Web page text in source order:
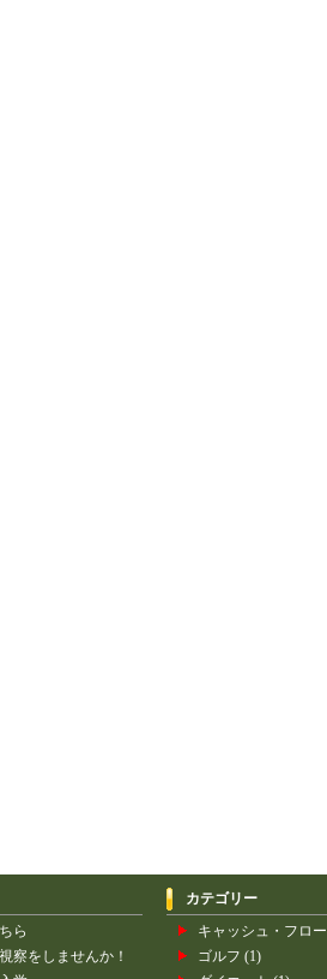
ら
察をしませんか！
カテゴリー
キャッシュ・フロー
ゴルフ (1)